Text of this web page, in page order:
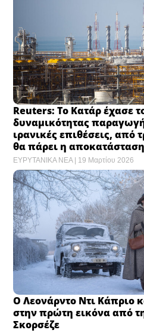
Reuters: Το Κατάρ έχασε
δυναμικότητας
ιρανικές επιθέσεις, από
θα πάρει η αποκατάσταση
ΕΥΡΥΤΑΝΙΚΑ ΝΕΑ 19 Μαρτίου 2026
Ο Λεονάρντο Ντι Κάπριο
στην πρώτη εικόνα από
Σκορσέζε